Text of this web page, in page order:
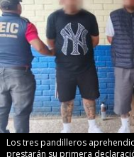
Los tres pandilleros
prestarán su primera